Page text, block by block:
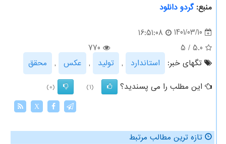
منبع:گردو دانلود
1401/03/10
16:51:08
5.0
/
5
770
تگهای خبر:
استاندارد , تولید , عكس ,
محقق
این مطلب را می پسندید؟
(1)
(0)
X
تازه ترین مطالب مرتبط